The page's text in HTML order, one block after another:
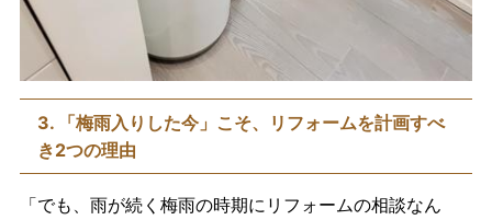
3. 「梅雨入りした今」こそ、リフォームを計画すべ
き2つの理由
「でも、雨が続く梅雨の時期にリフォームの相談なん